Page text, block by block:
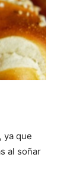
, ya que
al soñar